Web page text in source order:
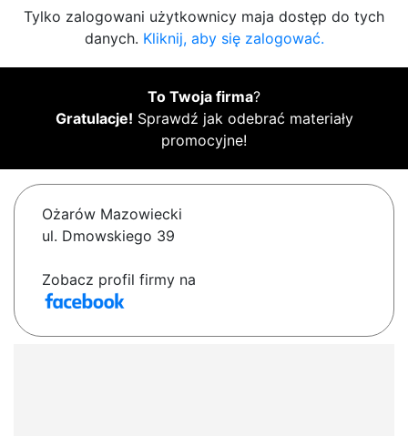
Tylko zalogowani użytkownicy maja dostęp do tych
danych. Kliknij, aby się zalogować.
To Twoja firma?
Gratulacje! Sprawdź jak odebrać materiały
promocyjne!
Ożarów Mazowiecki
ul. Dmowskiego 39
Zobacz profil firmy na